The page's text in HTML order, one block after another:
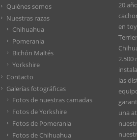
Quiénes somos
Nuestras razas
Chihuahua
Pomerania
Bichón Maltés
Yorkshire
Contacto
Galerías fotográficas
Fotos de nuestras camadas
Fotos de Yorkshire
Fotos de Pomerania
Fotos de Chihuahua
20
en
2.500
las
una